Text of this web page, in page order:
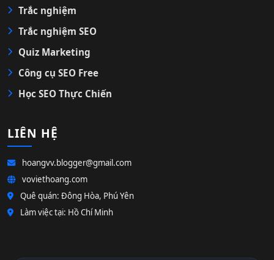
Trắc nghiệm
Trắc nghiệm SEO
Quiz Marketing
Công cụ SEO Free
Học SEO Thực Chiến
LIÊN HỆ
hoangvv.blogger@gmail.com
voviethoang.com
Quê quán: Đông Hòa, Phú Yên
Làm việc tại: Hồ Chí Minh